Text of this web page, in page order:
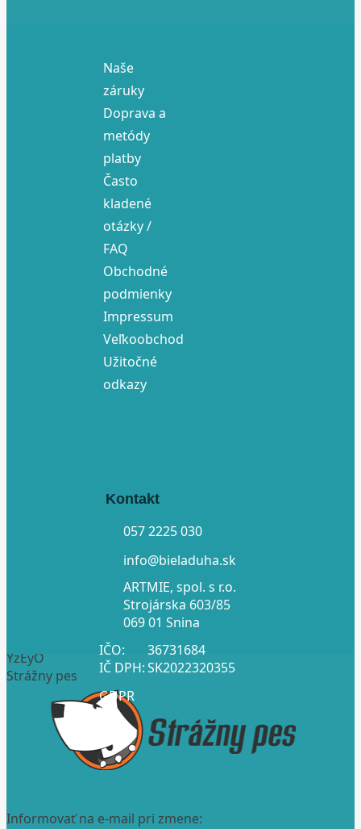
Naše
záruky
Doprava a
metódy
platby
Často
kladené
otázky /
FAQ
Obchodné
podmienky
Impressum
Veľkoobchod
Užitočné
odkazy
Kontakt
057 2225 030
info@bieladuha.sk
ARTMIE, spol. s r.o.
Strojárska 603/85
069 01 Snina
IČO:
36731684
IČ DPH:SK2022320355
GDPR
YzEyO
Strážny pes
Informovať na e-mail pri zmene: